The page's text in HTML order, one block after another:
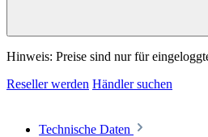
Hinweis: Preise sind nur für
Reseller werden Händler suchen
Technische Daten